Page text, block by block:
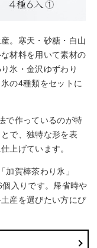
。寒天・砂糖・白山
材料を用いて素材の
氷・金沢ゆずわり
の4種類をセットに
で作っているのが特
で、独特な形を表
上げています。
加賀棒茶わり氷」
個入りです。帰省時や
産を選びたい方にぴ